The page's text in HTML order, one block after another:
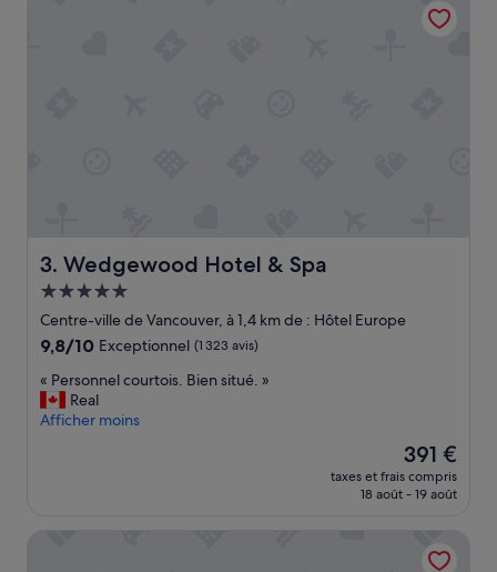
337 €
3. Wedgewood Hotel & Spa
Wedgewood Hotel & Spa
Hébergement
5.0 étoiles
Centre-ville de Vancouver, à 1,4 km de : Hôtel Europe
9.8
10,
Exceptionnel,
(1 323 avis)
9,8/10 Exceptionnel (1 323 avis)
«
P
e
« Personnel courtois. Bien situé. »
Real
Afficher moins
Le
nouveau
prix
de
391 €
391 €
taxes et frais compris
18 août - 19 août